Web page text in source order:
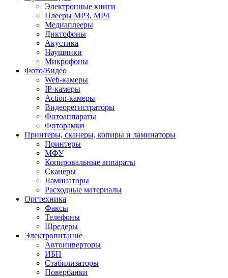
Электронные книги
Плееры MP3, MP4
Медиаплееры
Диктофоны
Акустика
Наушники
Микрофоны
Фото/Видео
Web-камеры
IP-камеры
Action-камеры
Видеорегистраторы
Фотоаппараты
Фоторамки
Принтеры, сканеры, копиры и ламинаторы
Принтеры
МФУ
Копировальные аппараты
Сканеры
Ламинаторы
Расходные материалы
Оргтехника
Факсы
Телефоны
Шредеры
Электропитание
Автоинверторы
ИБП
Стабилизаторы
Повербанки